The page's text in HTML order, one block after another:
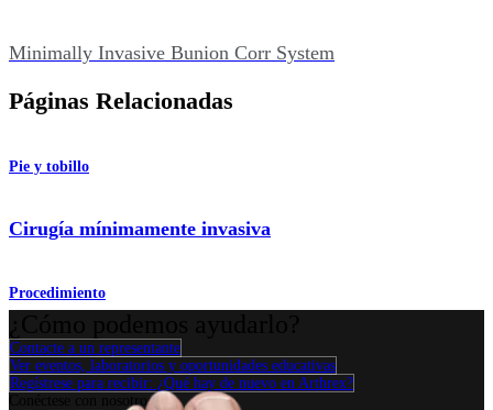
Minimally Invasive Bunion Corr System
Páginas Relacionadas
Pie y tobillo
Cirugía mínimamente invasiva
Procedimiento
Contacte a un representante
Ver eventos, laboratorios y oportunidades educativas
Regístrese para recibir: ¿Qué hay de nuevo en Arthrex?
Conéctese con nosotros